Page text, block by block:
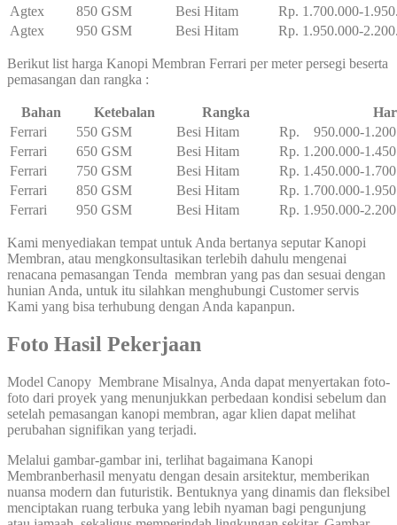
Agtex
850 GSM Besi Hitam
Rp. 1.700.000-
Agtex
950 GSM Besi Hitam Rp. 1.950.000-
Berikut list harga Kanopi Membran Ferrari per meter persegi beserta
pemasangan dan rangka :
Bahan Ketebalan Rangka
Ferrari
550 GSM Besi Hitam
Rp. 950.000-
Ferrari
650 GSM Besi Hitam
Rp. 1.200.000-
Ferrari
750 GSM Besi Hitam
Rp. 1.450.000-
Ferrari
850 GSM Besi Hitam
Rp. 1.700.000-
Ferrari
950 GSM Besi Hitam Rp. 1.950.000-
Kami menyediakan tempat untuk Anda bertanya seputar Kanopi
Membran, atau mengkonsultasikan terlebih dahulu mengenai
renacana pemasangan Tenda membran yang pas dan sesuai dengan
hunian Anda, untuk itu silahkan menghubungi Customer servis
Kami yang bisa terhubung dengan Anda kapanpun.
Foto Hasil Pekerjaan
Model Canopy Membrane Misalnya, Anda dapat menyertakan foto-
foto dari proyek yang menunjukkan perbedaan kondisi sebelum dan
setelah pemasangan kanopi membran, agar klien dapat melihat
perubahan signifikan yang terjadi.
Melalui gambar-gambar ini, terlihat bagaimana Kanopi
Membranberhasil menyatu dengan desain arsitektur, memberikan
nuansa modern dan futuristik. Bentuknya yang dinamis dan fleksibel
menciptakan ruang terbuka yang lebih nyaman bagi pengunjung